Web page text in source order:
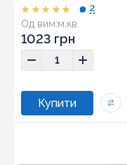
Од вим:м.кв.
Розмір:30x80
2
1023 грн